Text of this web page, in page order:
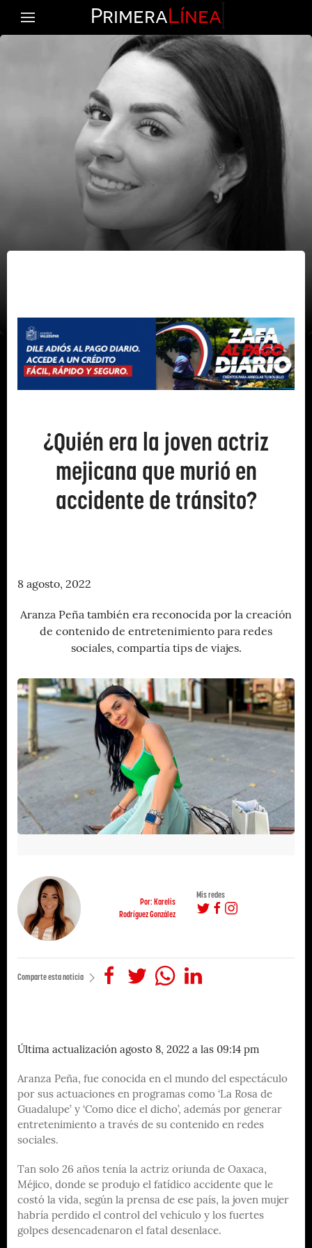
PrimeraLínea
¿Quién era la joven actriz
mejicana que murió en
accidente de tránsito?
8 agosto, 2022
Aranza Peña también era reconocida por la creación
de contenido de entretenimiento para redes
sociales, compartía tips de viajes.
Por: Karelis
Rodríguez González
Mis redes
Comparte esta noticia
Última actualización agosto 8, 2022 a las 09:14 pm
Aranza Peña, fue conocida en el mundo del espectáculo
por sus actuaciones en programas como ‘La Rosa de
Guadalupe’ y ‘Como dice el dicho’, además por generar
entretenimiento a través de su contenido en redes
sociales.
Tan solo 26 años tenía la actriz oriunda de Oaxaca,
Méjico, donde se produjo el fatídico accidente que le
costó la vida, según la prensa de ese país, la joven mujer
habría perdido el control del vehículo y los fuertes
golpes desencadenaron el fatal desenlace.